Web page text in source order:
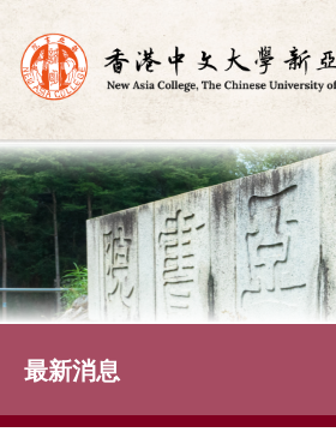
Skip
to
content
最新消息